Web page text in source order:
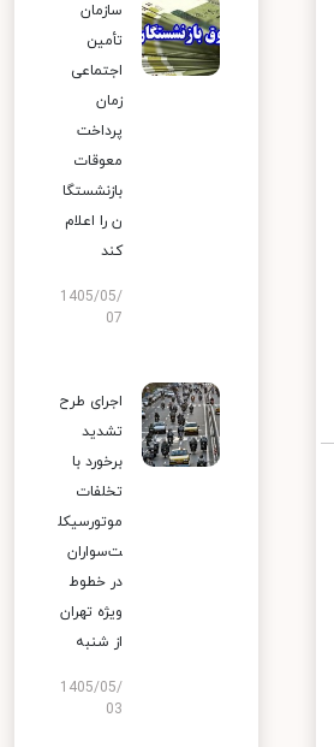
سازمان
تأمین
اجتماعی
زمان
پرداخت
معوقات
بازنشستگا
ن را اعلام
کند
1405/05/
07
اجرای طرح
تشدید
برخورد با
تخلفات
موتورسیکل
ت‌سواران
در خطوط
ویژه تهران
از شنبه
1405/05/
03